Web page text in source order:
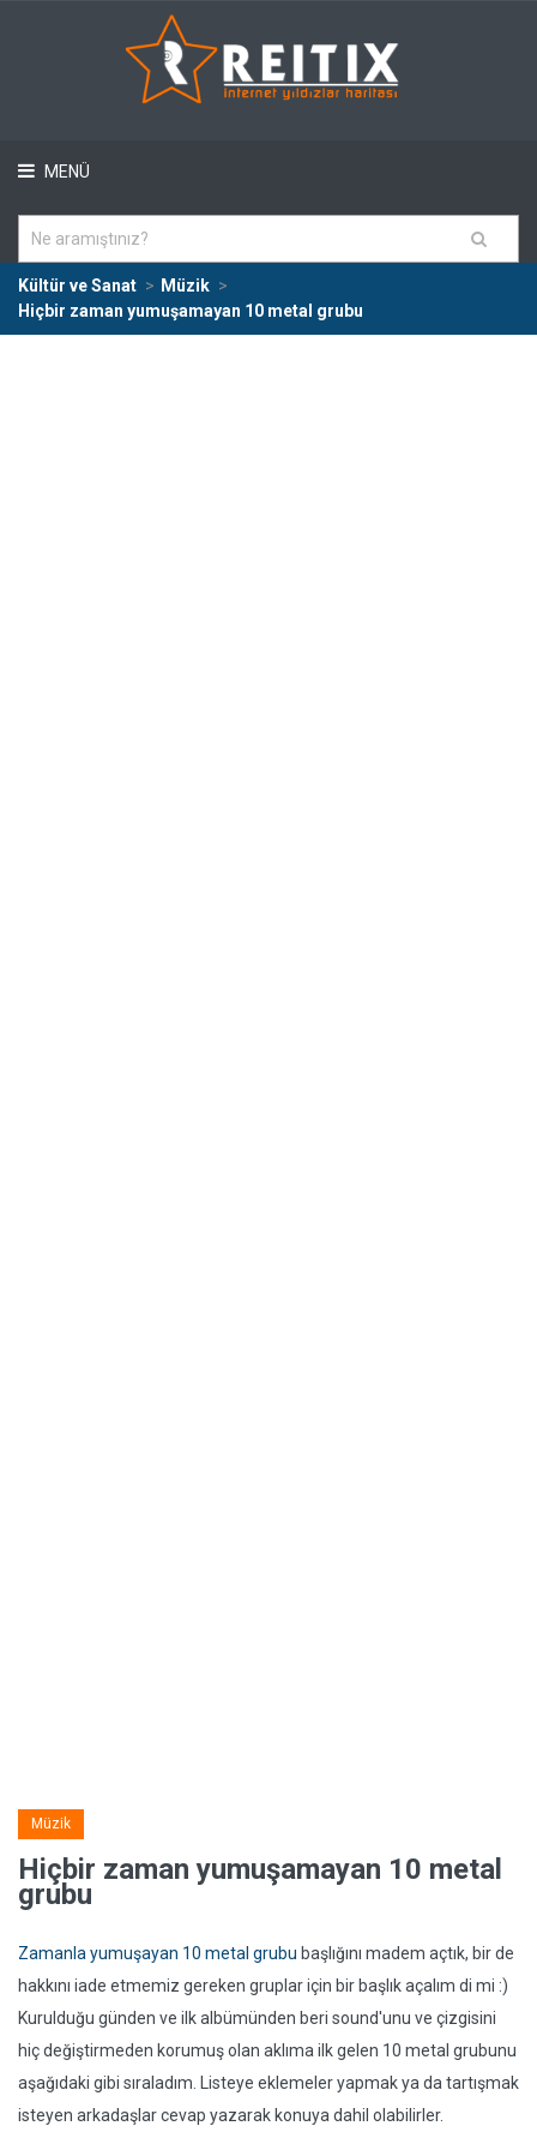
MENÜ
Kültür ve Sanat
Müzik
Hiçbir zaman yumuşamayan 10 metal grubu
Müzik
Hiçbir zaman yumuşamayan 10 metal
grubu
Zamanla yumuşayan 10 metal grubu başlığını madem açtık, bir de
hakkını iade etmemiz gereken gruplar için bir başlık açalım di mi :)
Kurulduğu günden ve ilk albümünden beri sound'unu ve çizgisini
hiç değiştirmeden korumuş olan aklıma ilk gelen 10 metal grubunu
aşağıdaki gibi sıraladım. Listeye eklemeler yapmak ya da tartışmak
isteyen arkadaşlar cevap yazarak konuya dahil olabilirler.